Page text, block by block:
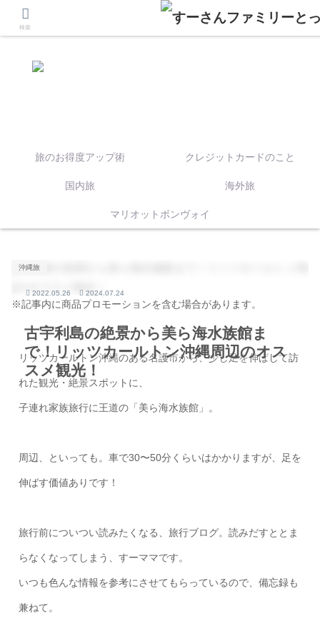
旅のお得度アップ術 クレジットカードのこと
国内旅 海外旅
マリオットボンヴォイ
古宇利島の絶景から美ら海水族館ま
で！リッツカールトン沖縄周辺のオス
スメ観光！
沖縄旅
2022.05.26 2024.07.24
※記事内に商品プロモーションを含む場合があります。
リッツカールトン沖縄のある名護市から、少し足を伸ばして訪
れた観光・絶景スポットに、
子連れ家族旅行に王道の「美ら海水族館」。
周辺、といっても。車で30〜50分くらいはかかりますが、足を
伸ばす価値ありです！
旅行前についつい読みたくなる、旅行ブログ。読みだすととま
らなくなってしまう、すーママです。
いつも色んな情報を参考にさせてもらっているので、備忘録も
兼ねて。
検索